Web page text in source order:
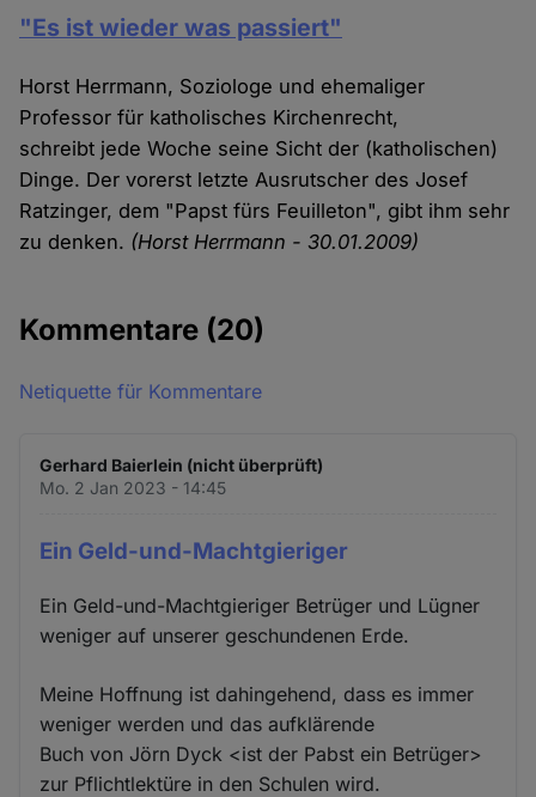
"Es ist wieder was passiert"
Horst Herrmann, Soziologe und ehemaliger
Professor für katholisches Kirchenrecht,
schreibt jede Woche seine Sicht der (katholischen)
Dinge. Der vorerst letzte Ausrutscher des Josef
Ratzinger, dem "Papst fürs Feuilleton", gibt ihm sehr
zu denken. (Horst Herrmann - 30.01.2009)
Kommentare (20)
Netiquette für Kommentare
Gerhard Baierlein (nicht überprüft)
Mo. 2 Jan 2023 - 14:45
Ein Geld-und-Machtgieriger
Ein Geld-und-Machtgieriger Betrüger und Lügner
weniger auf unserer geschundenen Erde.
Meine Hoffnung ist dahingehend, dass es immer
weniger werden und das aufklärende
Buch von Jörn Dyck <ist der Pabst ein Betrüger>
zur Pflichtlektüre in den Schulen wird.